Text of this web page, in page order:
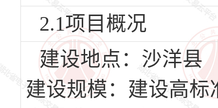
2.1项目概况
建设地点：沙洋县
建设规模：建设高标